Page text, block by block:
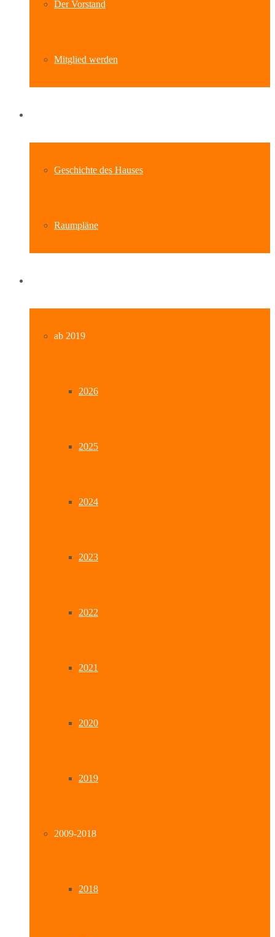
Der Vorstand
Mitglied werden
Geschichte des Hauses
Raumpläne
ab 2019
2026
2025
2024
2023
2022
2021
2020
2019
2009-2018
2018